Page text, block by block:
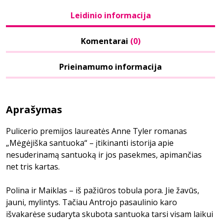
Leidinio informacija
Komentarai (0)
Prieinamumo informacija
Aprašymas
Pulicerio premijos laureatės Anne Tyler romanas
„Mėgėjiška santuoka“ – įtikinanti istorija apie
nesuderinamą santuoką ir jos pasekmes, apimančias
net tris kartas.
Polina ir Maiklas – iš pažiūros tobula pora. Jie žavūs,
jauni, mylintys. Tačiau Antrojo pasaulinio karo
išvakarėse sudaryta skubota santuoka tarsi visam laikui